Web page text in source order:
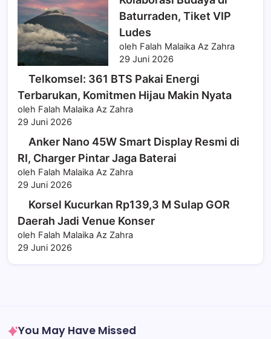
Baturraden, Tiket VIP
Ludes
oleh Falah Malaika Az Zahra
29 Juni 2026
Telkomsel: 361 BTS Pakai Energi
Terbarukan, Komitmen Hijau Makin Nyata
oleh Falah Malaika Az Zahra
29 Juni 2026
Anker Nano 45W Smart Display Resmi di
RI, Charger Pintar Jaga Baterai
oleh Falah Malaika Az Zahra
29 Juni 2026
Korsel Kucurkan Rp139,3 M Sulap GOR
Daerah Jadi Venue Konser
oleh Falah Malaika Az Zahra
29 Juni 2026
You May Have Missed